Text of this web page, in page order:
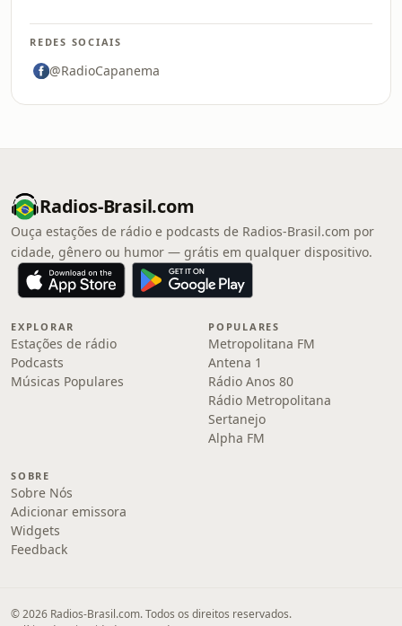
REDES SOCIAIS
@RadioCapanema
Radios-Brasil.com
Ouça estações de rádio e podcasts de Radios-Brasil.com por
cidade, gênero ou humor — grátis em qualquer dispositivo.
EXPLORAR
Estações de rádio
Podcasts
Músicas Populares
POPULARES
Metropolitana FM
Antena 1
Rádio Anos 80
Rádio Metropolitana
Sertanejo
Alpha FM
SOBRE
Sobre Nós
Adicionar emissora
Widgets
Feedback
© 2026 Radios-Brasil.com. Todos os direitos reservados.